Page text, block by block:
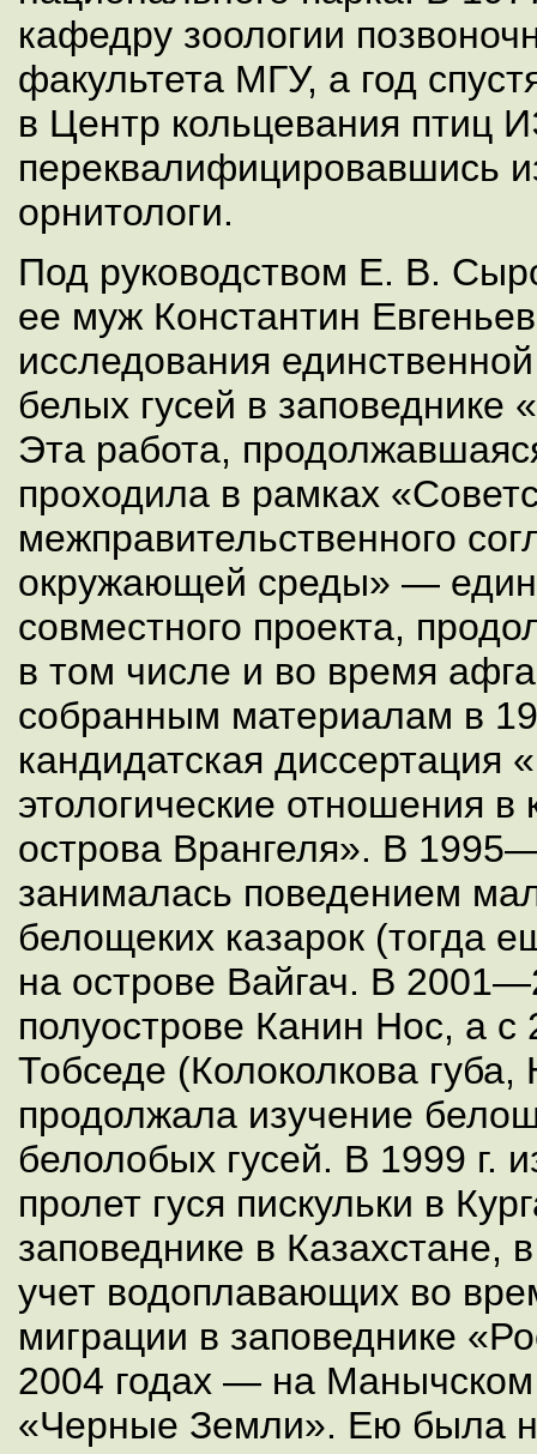
кафедру зоологии
факультета МГУ, а год
в Центр кольцевания
переквалифицировавшись
орнитологи.
Под руководством Е. В.
ее муж Константин
исследования
белых гусей в заповеднике
Эта работа,
проходила в рамках
межправительственного
окружающей среды» —
совместного проекта,
в том числе и во время
собранным материалам в
кандидатская диссертация
этологические отношения в
острова Врангеля». В
занималась поведением
белощеких казарок (тогда
на острове Вайгач. В
полуострове Канин Нос, а с
Тобседе (Колоколкова
продолжала изучение
белолобых гусей. В 1999 г.
пролет гуся пискульки в
заповеднике в Казахстане,
учет водоплавающих во
миграции в заповеднике
2004 годах — на Манычском
«Черные Земли». Ею была